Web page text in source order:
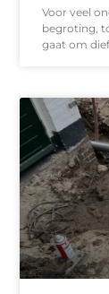
Voor veel
begroting,
gaat om